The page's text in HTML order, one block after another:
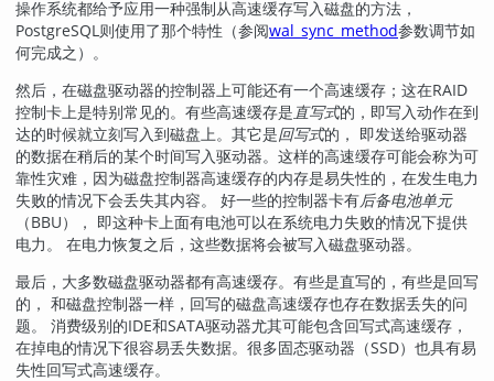
操作系统都给予应用一种强制从高速缓存写入磁盘的方法，
PostgreSQL 则使用了那个特性（参阅wal_sync_method参数调节如
何完成之）。
然后，在磁盘驱动器的控制器上可能还有一个高速缓存；这在RAID
控制卡上是特别常见的。有些高速缓存是 直写式的，即写入动作在到
达的时候就立刻写入到磁盘上。其它是回写式的， 即发送给驱动器
的数据在稍后的某个时间写入驱动器。这样的高速缓存可能会称为可
靠性灾难，因为磁盘控制器高速缓存的内存是易失性的，在发生电力
失败的情况下会丢失其内容。 好一些的控制器卡有后备电池单元
（BBU）， 即这种卡上面有电池可以在系统电力失败的情况下提供
电力。 在电力恢复之后，这些数据将会被写入磁盘驱动器。
最后，大多数磁盘驱动器都有高速缓存。有些是直写的，有些是回写
的， 和磁盘控制器一样，回写的磁盘高速缓存也存在数据丢失的问
题。 消费级别的IDE和SATA驱动器尤其可能包含回写式高速缓存，
在掉电的情况下很容易丢失数据。很多固态驱动器（SSD）也具有易
失性回写式高速缓存。